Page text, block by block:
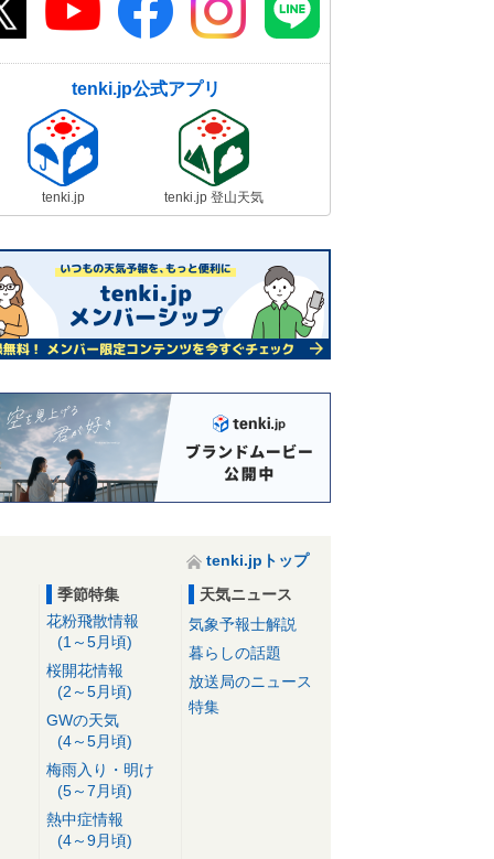
tenki.jp公式アプリ
tenki.jp tenki.jp 登山天気
tenki.jpトップ
季節特集
花粉飛散情報
(1～5月頃)
桜開花情報
(2～5月頃)
GWの天気
(4～5月頃)
梅雨入り・明け
(5～7月頃)
熱中症情報
(4～9月頃)
天気ニュース
気象予報士解説
暮らしの話題
放送局のニュース
特集